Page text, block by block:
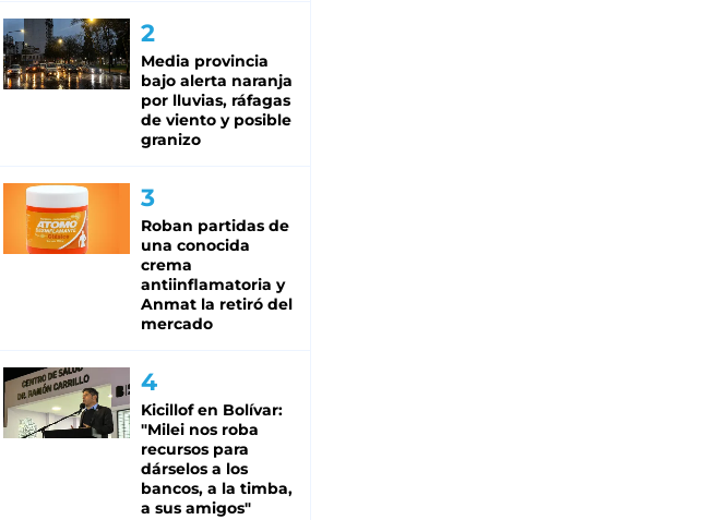
Media provincia
bajo alerta naranja
por lluvias, ráfagas
de viento y posible
granizo
Roban partidas de
una conocida
crema
antiinflamatoria y
Anmat la retiró del
mercado
Kicillof en Bolívar:
"Milei nos roba
recursos para
dárselos a los
bancos, a la timba,
a sus amigos"